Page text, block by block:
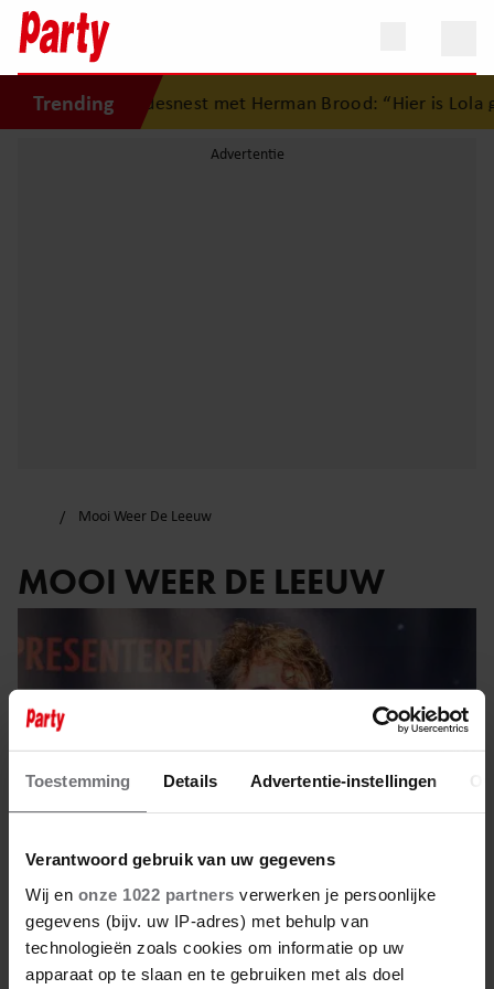
Toestemming Details Advertentie-instellingen
Verantwoord gebruik van uw gegevens
Wij en onze 1022 partners verwerken je persoonlijke
gegevens (bijv. uw IP-adres) met behulp van
technologieën zoals cookies om informatie op uw
apparaat op te slaan en te gebruiken met als doel
Trending
op eerste liefdesnest met Herman Brood: “Hier is Lola
Mooi Weer De Leeuw
MOOI WEER DE LEEUW
26 april 2025